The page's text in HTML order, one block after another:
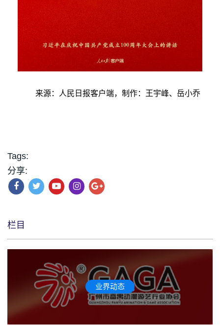
来源：人民日报客户端，制作：王宇峰、岳小乔
Tags:
分享:
栏目
业界动态